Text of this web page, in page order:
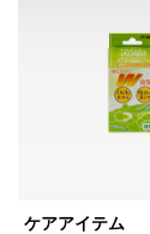
ケアアイテム